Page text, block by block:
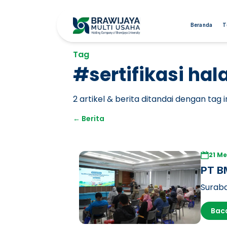
Beranda
Tag
#sertifikasi
2artikel & berita ditandai dengan tag
← Berita
21
PT